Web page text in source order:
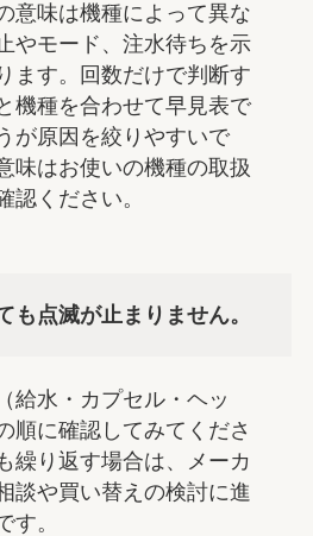
意味は機種によって異な
やモード、注水待ちを示
ます。回数だけで判断す
機種を合わせて早見表で
が原因を絞りやすいで
味はお使いの機種の取扱
認ください。
も点滅が止まりません。
給水・カプセル・ヘッ
順に確認してみてくださ
繰り返す場合は、メーカ
談や買い替えの検討に進
す。